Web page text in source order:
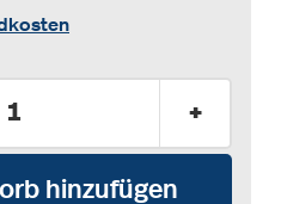
+
hinzufügen